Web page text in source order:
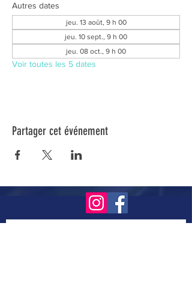
Autres dates
jeu. 13 août, 9 h 00
jeu. 10 sept., 9 h 00
jeu. 08 oct., 9 h 00
Voir toutes les 5 dates
Partager cet événement